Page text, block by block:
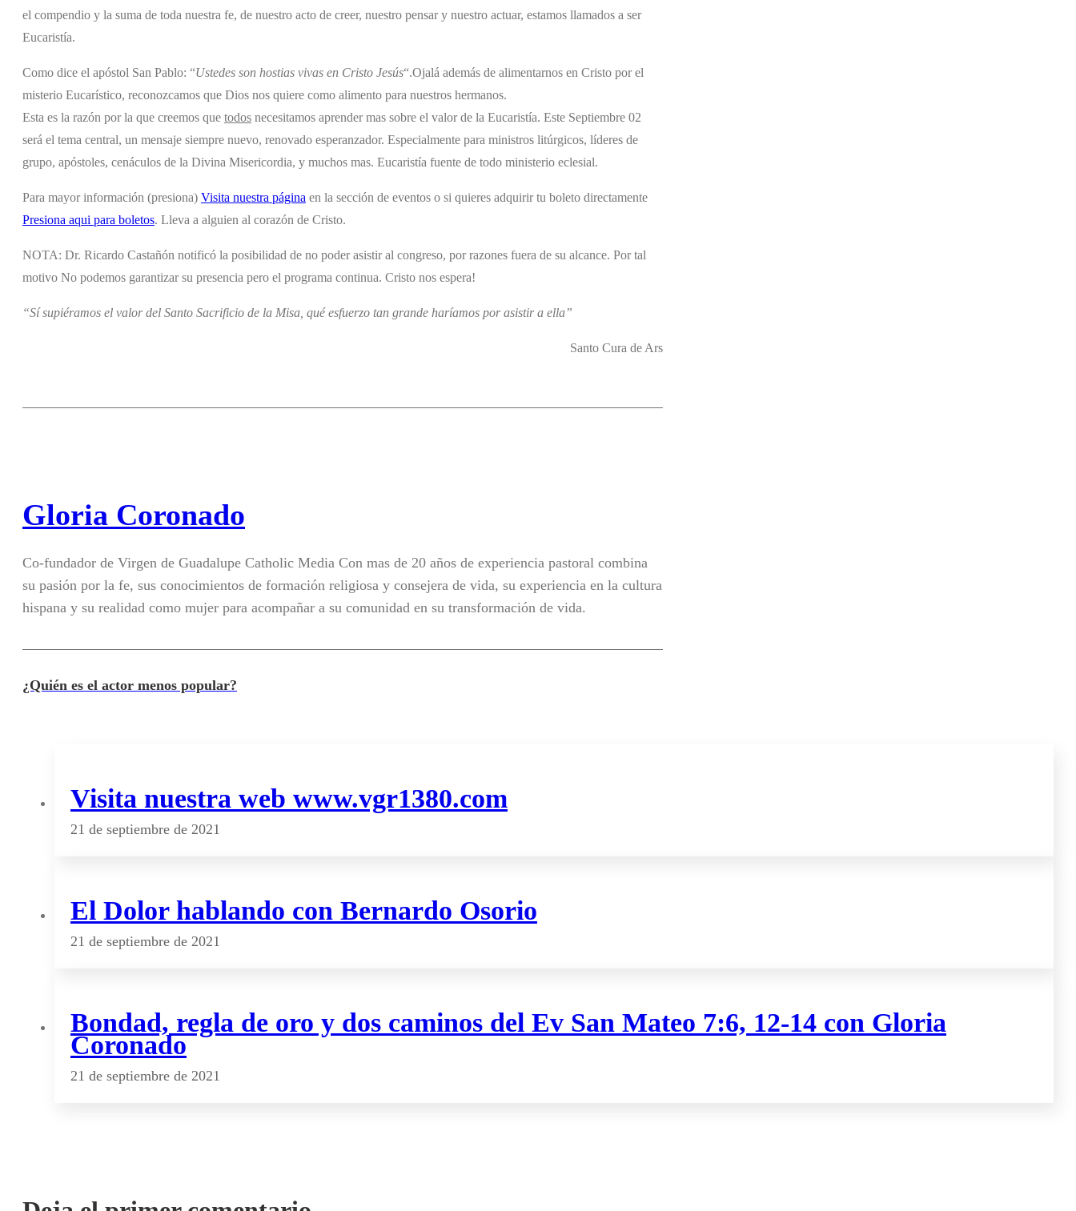
el compendio y la suma de toda nuestra fe, de nuestro acto de creer, nuestro pensar y nuestro actuar, estamos llamados a ser
Eucaristía.
Como dice el apóstol San Pablo: “Ustedes son hostias vivas en Cristo Jesús“.Ojalá además de alimentarnos en Cristo por el
misterio Eucarístico, reconozcamos que Dios nos quiere como alimento para nuestros hermanos.
Esta es la razón por la que creemos que todos necesitamos aprender mas sobre el valor de la Eucaristía. Este Septiembre 02
será el tema central, un mensaje siempre nuevo, renovado esperanzador. Especialmente para ministros litúrgicos, líderes de
grupo, apóstoles, cenáculos de la Divina Misericordia, y muchos mas. Eucaristía fuente de todo ministerio eclesial.
Para mayor información (presiona) Visita nuestra página en la sección de eventos o si quieres adquirir tu boleto directamente
Presiona aqui para boletos. Lleva a alguien al corazón de Cristo.
NOTA: Dr. Ricardo Castañón notificó la posibilidad de no poder asistir al congreso, por razones fuera de su alcance. Por tal
motivo No podemos garantizar su presencia pero el programa continua. Cristo nos espera!
“Sí supiéramos el valor del Santo Sacrificio de la Misa, qué esfuerzo tan grande haríamos por asistir a ella”
Santo Cura de Ars
Gloria Coronado
Co-fundador de Virgen de Guadalupe Catholic Media Con mas de 20 años de experiencia pastoral combina
su pasión por la fe, sus conocimientos de formación religiosa y consejera de vida, su experiencia en la cultura
hispana y su realidad como mujer para acompañar a su comunidad en su transformación de vida.
¿Quién es el actor menos popular?
Visita nuestra web www.vgr1380.com
21 de septiembre de 2021
El Dolor hablando con Bernardo Osorio
21 de septiembre de 2021
Bondad, regla de oro y dos caminos del Ev San Mateo 7:6, 12-14 con Gloria
Coronado
21 de septiembre de 2021